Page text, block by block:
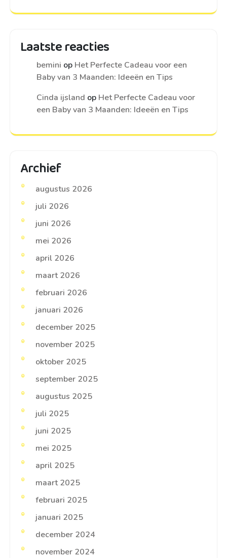
Laatste reacties
bemini op Het Perfecte Cadeau voor een
Baby van 3 Maanden: Ideeën en Tips
Cinda ijsland op Het Perfecte Cadeau voor
een Baby van 3 Maanden: Ideeën en Tips
Archief
augustus 2026
juli 2026
juni 2026
mei 2026
april 2026
maart 2026
februari 2026
januari 2026
december 2025
november 2025
oktober 2025
september 2025
augustus 2025
juli 2025
juni 2025
mei 2025
april 2025
maart 2025
februari 2025
januari 2025
december 2024
november 2024